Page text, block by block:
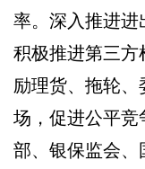
率。深入推进进
积极推进第三方
励理货、拖轮
场，促进公平竞
部、银保监会、